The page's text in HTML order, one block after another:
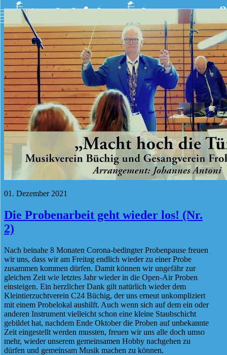
01. Dezember 2021
Die Probenarbeit geht wieder los! (Nr.
2)
Nach beinahe 8 Monaten Corona-bedingter Probenpause freuen
wir uns, dass wir am Freitag endlich wieder zu einer Probe
zusammen kommen dürfen. Damit können wir ungefähr zur
gleichen Zeit wie letztes Jahr wieder in die Open-Air Proben
einsteigen. Ein herzlicher Dank gilt natürlich wieder dem
Kleintierzuchtverein C24 Büchig, der uns erneut unkompliziert
mit einem Probelokal aushilft. Auch wenn sich auf dem ein oder
anderen Instrument vielleicht schon eine kleine Staubschicht
gebildet hat, nachdem Ende Oktober die Proben auf unbekannte
Zeit eingestellt werden mussten, freuen wir uns alle doch umso
mehr, wieder unserem gemeinsamen Hobby nachgehen zu
dürfen und gemeinsam Musik machen zu können.